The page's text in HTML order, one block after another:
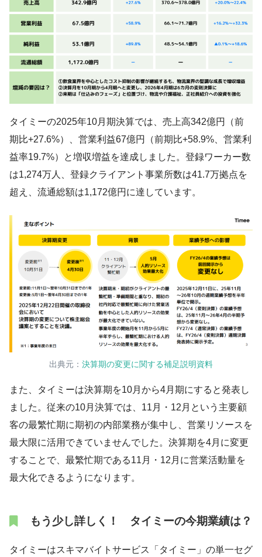
タイミーの2025年10月期決算では、売上高342億円（前
期比+27.6%）、営業利益67億円（前期比+58.9%、営業利
益率19.7%）と増収増益を達成しました。登録ワーカー数
は1,274万人、登録クライアント事業所数は41.7万拠点を
超え、流通総額は1,172億円に達しています。
出典元： 決算期の変更に関する補足説明資料
また、タイミーは決算期を10月から4月期にすると発表し
ました。従来の10月決算では、11月・12月という主要顧
客の最繁忙期に期初の内部業務が集中し、営業リソースを
最大限に活用できていませんでした。決算期を4月に変更
することで、最繁忙期である11月・12月に営業活動量を
最大化できるようになります。
もう少し詳しく！ タイミーの今期業績は？
タイミーはスキマバイトサービス「タイミー」の単一セグ